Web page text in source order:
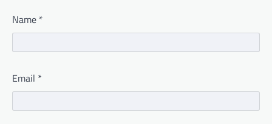
Name *
Email *